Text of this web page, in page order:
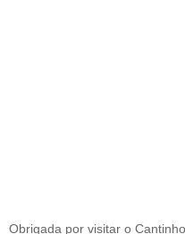
Obrigada por visitar o